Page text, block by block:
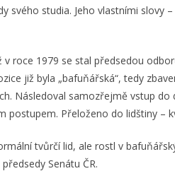
svého studia. Jeho vlastními slovy
roce 1979 se stal předsedou
již byla „bafuňářská“, tedy
Následoval samozřejmě vstup do
postupem. Přeloženo do lidštiny –
tvůrčí lid, ale rostl v
Senátu ČR.